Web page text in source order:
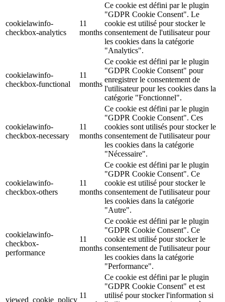
cookielawinfo-
checkbox-analytics
11
months
Ce cookie est défini par le plugin
"GDPR Cookie Consent". Le
cookie est utilisé pour stocker le
consentement de l'utilisateur pour
les cookies dans la catégorie
"Analytics".
cookielawinfo-
checkbox-functional
11
months
Ce cookie est défini par le plugin
"GDPR Cookie Consent" pour
enregistrer le consentement de
l'utilisateur pour les cookies dans la
catégorie "Fonctionnel".
cookielawinfo-
checkbox-necessary
11
months
Ce cookie est défini par le plugin
"GDPR Cookie Consent". Ces
cookies sont utilisés pour stocker le
consentement de l'utilisateur pour
les cookies dans la catégorie
"Nécessaire".
cookielawinfo-
checkbox-others
11
months
Ce cookie est défini par le plugin
"GDPR Cookie Consent". Ce
cookie est utilisé pour stocker le
consentement de l'utilisateur pour
les cookies dans la catégorie
"Autre".
cookielawinfo-
checkbox-
performance
11
months
Ce cookie est défini par le plugin
"GDPR Cookie Consent". Ce
cookie est utilisé pour stocker le
consentement de l'utilisateur pour
les cookies dans la catégorie
"Performance".
viewed_cookie_policy
11
Ce cookie est défini par le plugin
"GDPR Cookie Consent" et est
utilisé pour stocker l'information si